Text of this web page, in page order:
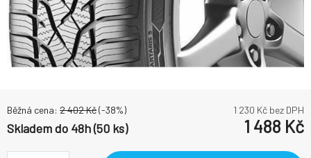
Běžná cena: 2 402Kč(-38%) 1 230 Kč bez DPH
Skladem do 48h (50 ks) 1 488 Kč